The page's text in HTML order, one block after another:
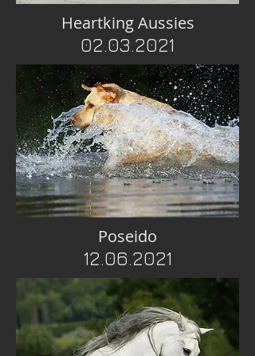
Heartking Aussies
02.03.2021
Poseido
12.06.2021